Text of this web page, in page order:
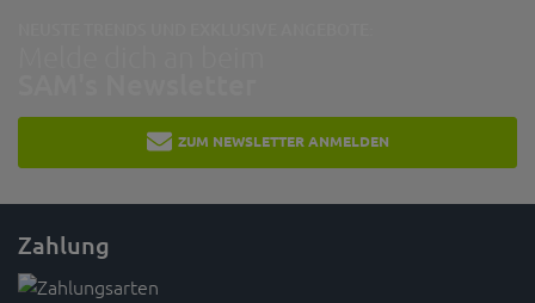
ZUM NEWSLETTER ANMELDEN
Zahlung